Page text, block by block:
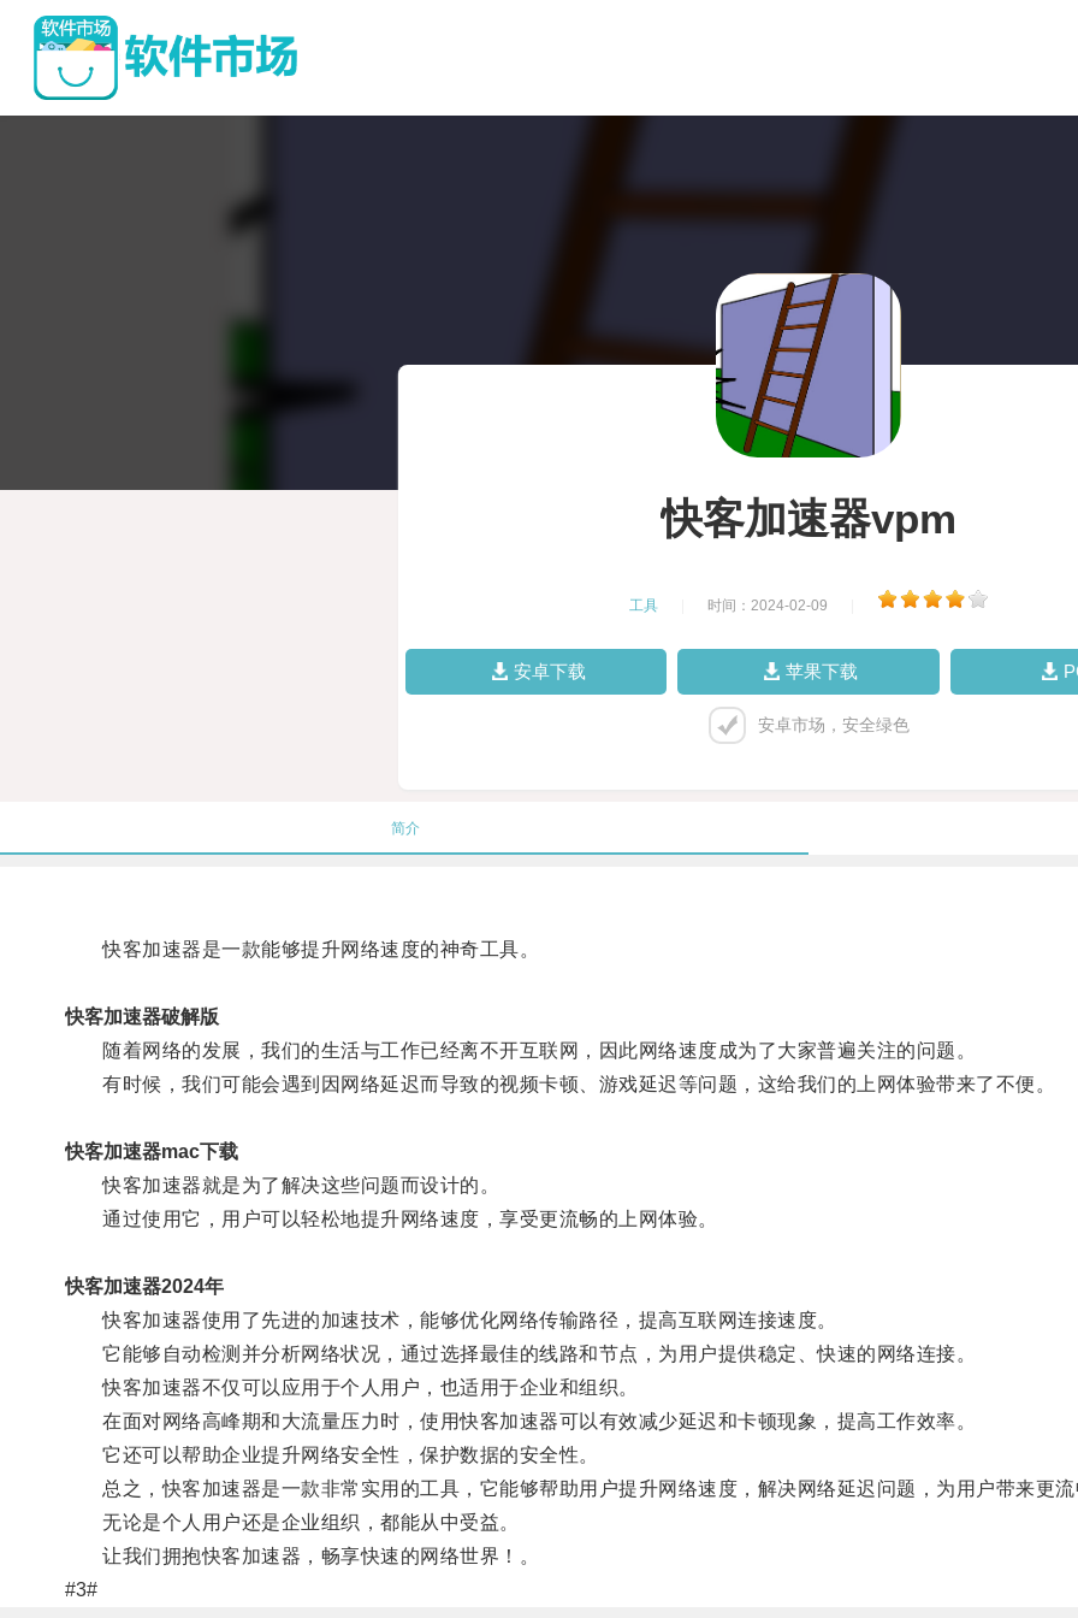
快客加速器vpm
工具 时间：2024-02-09
安卓下载 苹果下载
安卓市场，安全绿色
简介
快客加速器是一款能够提升网络速度的神奇工具。
快客加速器破解版
随着网络的发展，我们的生活与工作已经离不开互联网，因此网络速度成为了大家普遍关注的问题。
有时候，我们可能会遇到因网络延迟而导致的视频卡顿、游戏延迟等问题，这给我们的上网体验带来了不便。
快客加速器mac下载
快客加速器就是为了解决这些问题而设计的。
通过使用它，用户可以轻松地提升网络速度，享受更流畅的上网体验。
快客加速器2024年
快客加速器使用了先进的加速技术，能够优化网络传输路径，提高互联网连接速度。
它能够自动检测并分析网络状况，通过选择最佳的线路和节点，为用户提供稳定、快速的网络连接。
快客加速器不仅可以应用于个人用户，也适用于企业和组织。
在面对网络高峰期和大流量压力时，使用快客加速器可以有效减少延迟和卡顿现象，提高工作效率。
它还可以帮助企业提升网络安全性，保护数据的安全性。
总之，快客加速器是一款非常实用的工具，它能够帮助用户提升网络速度，解决网络延迟问题，为用户带来更流
无论是个人用户还是企业组织，都能从中受益。
让我们拥抱快客加速器，畅享快速的网络世界！。
#3#